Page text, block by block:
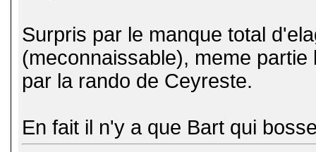
Surpris par le manque total
(meconnaissable), meme
par la rando de Ceyreste.
En fait il n'y a que Bart qui